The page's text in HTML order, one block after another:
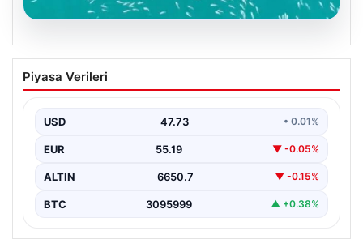
Sinop’ta kefal sürüsü dronla böyle
görüntülendi
yüzeyine çıkan yüzlerce kefal balığı dronla
görüntülendi. 1…
Piyasa Verileri
USD 47.73 • 0.01%
EUR 55.19 ▼ -0.05%
ALTIN 6650.7 ▼ -0.15%
BTC 3095999 ▲ +0.38%